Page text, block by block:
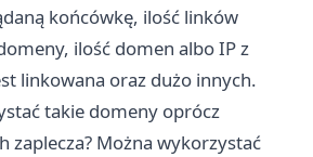
końcówkę, ilość linków
ilość domen albo IP z
linkowana oraz dużo innych.
takie domeny oprócz
zaplecza? Można wykorzystać